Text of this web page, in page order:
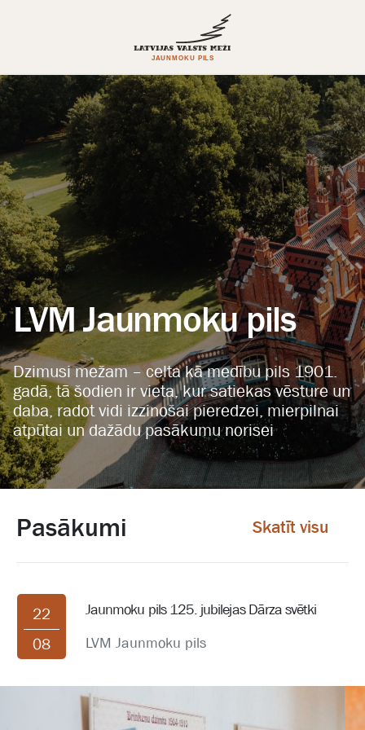
LVM Jaunmoku pils
Dzimusi mežam – celta kā medību pils 1901.
gadā, tā šodien ir vieta, kur satiekas vēsture un
daba, radot vidi izzinošai pieredzei, mierpilnai
atpūtai un dažādu pasākumu norisei
Pasākumi Skatīt visu
22
08
Jaunmoku pils 125. jubilejas Dārza svētki
LVM Jaunmoku pils